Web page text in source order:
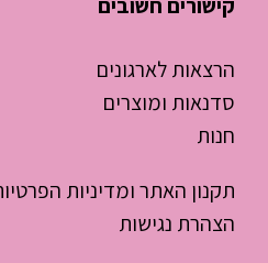
הרצאות לארגונים
סדנאות ומוצרים
חנות
תקנון האתר ומדיניות
הצהרת נגישות